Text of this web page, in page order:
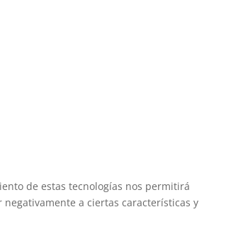
de estas tecnologías nos permitirá
a ciertas características y